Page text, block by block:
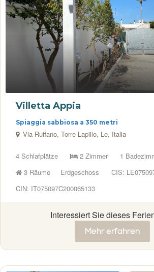
Villetta Appia
Spiaggia sabbiosa a 350 metri
Via Ruffano, Torre Lapillo, Le, Italia
4 Schlafplätze 2 Zimmer
1
3 Räume
Erdgeschoss
CIS:
CIN: IT075097C200065133
Interessiert Sie dieses
Mehr erfahren